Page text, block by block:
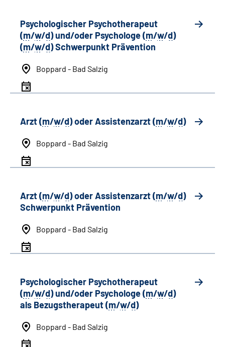
Psychologischer Psychotherapeut
(m/w/d) und/oder Psychologe (m/w/d)
(m/w/d) Schwerpunkt Prävention
Boppard - Bad Salzig
Arzt (m/w/d) oder Assistenzarzt (m/w/d)
Boppard - Bad Salzig
Arzt (m/w/d) oder Assistenzarzt (m/w/d)
Schwerpunkt Prävention
Boppard - Bad Salzig
Psychologischer Psychotherapeut
(m/w/d) und/oder Psychologe (m/w/d)
als Bezugstherapeut (m/w/d)
Boppard - Bad Salzig